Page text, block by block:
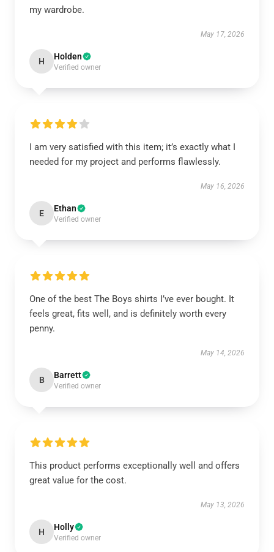
my wardrobe.
May 17, 2026
H Holden
Verified owner
I am very satisfied with this item; it’s exactly what I
needed for my project and performs flawlessly.
May 16, 2026
E Ethan
Verified owner
One of the best The Boys shirts I’ve ever bought. It
feels great, fits well, and is definitely worth every
penny.
May 14, 2026
B Barrett
Verified owner
This product performs exceptionally well and offers
great value for the cost.
May 13, 2026
H Holly
Verified owner